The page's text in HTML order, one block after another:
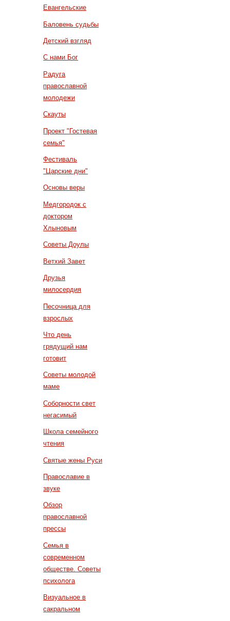
Евангельские
Баловень судьбы
Детский взгляд
С нами Бог
Радуга
православной
молодежи
Скауты
Проект "Гостевая
семья"
Фестиваль
"Царские дни"
Основы веры
Медгородок с
доктором
Хлыновым
Советы Доулы
Ветхий Завет
Друзья
милосердия
Песочница для
взрослых
Что день
грядущий нам
готовит
Советы молодой
маме
Соборности свет
негасимый
Школа семейного
чтения
Святые жены Руси
Православие в
звуке
Обзор
православной
прессы
Семья в
современном
обществе. Советы
психолога
Визуальное в
сакральном